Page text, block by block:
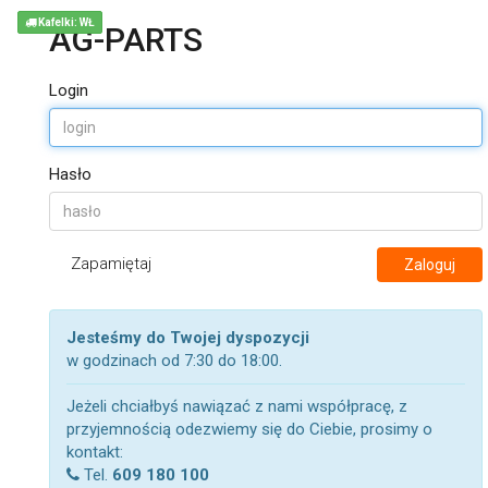
AG-PARTS
Login
Hasło
Zapamiętaj Zaloguj
Jesteśmy do Twojej dyspozycji
w godzinach od 7:30 do 18:00.
Jeżeli chciałbyś nawiązać z nami współpracę, z
przyjemnością odezwiemy się do Ciebie, prosimy o
kontakt:
Tel. 609 180 100
Kafelki: WŁ